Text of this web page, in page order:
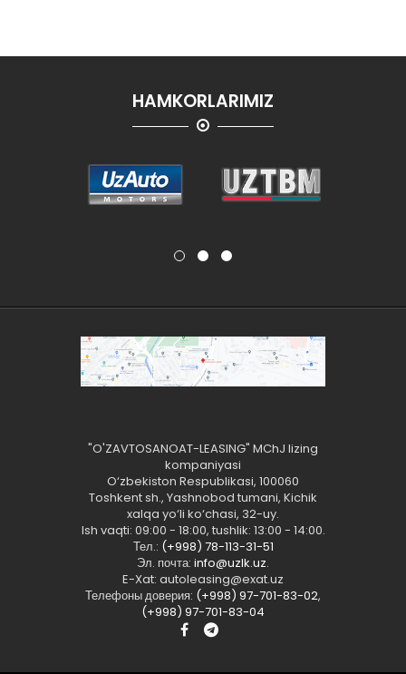
HAMKORLARIMIZ
"O'ZAVTOSANOAT-LEASING" MChJ lizing
kompaniyasi
O‘zbekiston Respublikasi, 100060
Toshkent sh., Yashnobod tumani, Kichik
xalqa yo‘li ko‘chasi, 32-uy.
Ish vaqti: 09:00 - 18:00, tushlik: 13:00 - 14:00.
Тел.: (+998) 78-113-31-51
Эл. почта: info@uzlk.uz.
E-Xat: autoleasing@exat.uz
Телефоны доверия: (+998) 97-701-83-02,
(+998) 97-701-83-04